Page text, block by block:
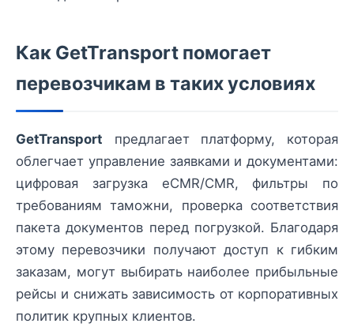
Как GetTransport помогает
перевозчикам в таких условиях
GetTransport предлагает платформу, которая
облегчает управление заявками и документами:
цифровая загрузка eCMR/CMR, фильтры по
требованиям таможни, проверка соответствия
пакета документов перед погрузкой. Благодаря
этому перевозчики получают доступ к гибким
заказам, могут выбирать наиболее прибыльные
рейсы и снижать зависимость от корпоративных
политик крупных клиентов.